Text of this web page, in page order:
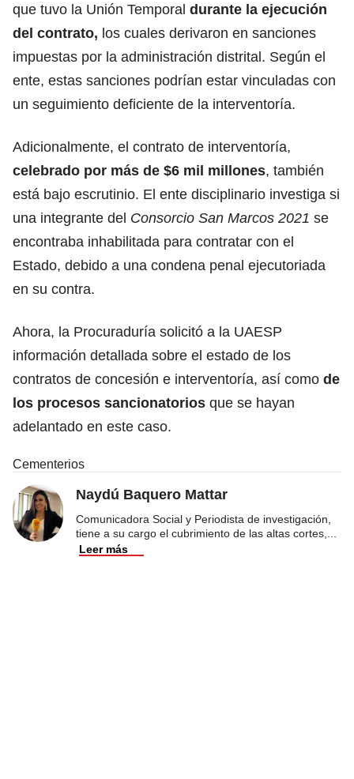
que tuvo la Unión Temporal durante la ejecución
del contrato, los cuales derivaron en sanciones
impuestas por la administración distrital. Según el
ente, estas sanciones podrían estar vinculadas con
un seguimiento deficiente de la interventoría.
Adicionalmente, el contrato de interventoría,
celebrado por más de $6 mil millones, también
está bajo escrutinio. El ente disciplinario investiga si
una integrante del Consorcio San Marcos 2021 se
encontraba inhabilitada para contratar con el
Estado, debido a una condena penal ejecutoriada
en su contra.
Ahora, la Procuraduría solicitó a la UAESP
información detallada sobre el estado de los
contratos de concesión e interventoría, así como de
los procesos sancionatorios que se hayan
adelantado en este caso.
Cementerios
Naydú Baquero Mattar
Comunicadora Social y Periodista de investigación,
tiene a su cargo el cubrimiento de las altas cortes,
Leer más